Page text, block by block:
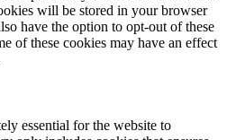
will be stored in your browser
have the option to opt-out of these
of these cookies may have an effect
essential for the website to